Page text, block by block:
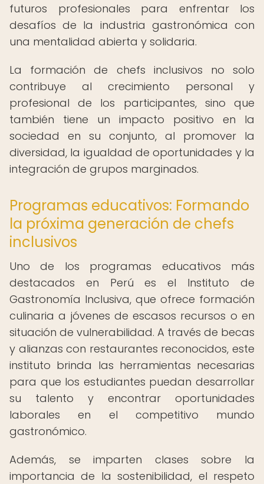
futuros profesionales para enfrentar los
desafíos de la industria gastronómica con
una mentalidad abierta y solidaria.
La formación de chefs inclusivos no solo
contribuye al crecimiento personal y
profesional de los participantes, sino que
también tiene un impacto positivo en la
sociedad en su conjunto, al promover la
diversidad, la igualdad de oportunidades y la
integración de grupos marginados.
Programas educativos: Formando
la próxima generación de chefs
inclusivos
Uno de los programas educativos más
destacados en Perú es el Instituto de
Gastronomía Inclusiva, que ofrece formación
culinaria a jóvenes de escasos recursos o en
situación de vulnerabilidad. A través de becas
y alianzas con restaurantes reconocidos, este
instituto brinda las herramientas necesarias
para que los estudiantes puedan desarrollar
su talento y encontrar oportunidades
laborales en el competitivo mundo
gastronómico.
Además, se imparten clases sobre la
importancia de la sostenibilidad, el respeto